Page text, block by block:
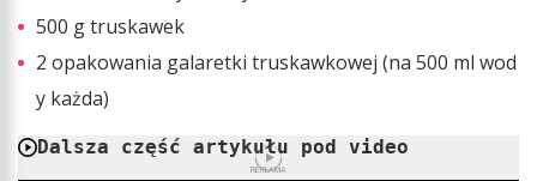
500 g truskawek
2 opakowania galaretki truskawkowej (na 500 ml wod
y każda)
Dalsza część artykułu pod video
REKLAMA